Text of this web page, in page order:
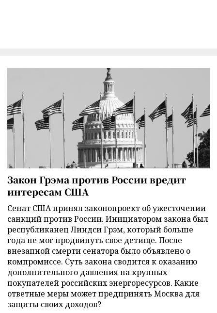
Закон Грэма против России вредит
интересам США
Сенат США принял законопроект об ужесточении
санкций против России. Инициатором закона был
республиканец Линдси Грэм, который больше
года не мог продвинуть свое детище. После
внезапной смерти сенатора было объявлено о
компромиссе. Суть закона сводится к оказанию
дополнительного давления на крупных
покупателей российских энергоресурсов. Какие
ответные меры может предпринять Москва для
защиты своих доходов?